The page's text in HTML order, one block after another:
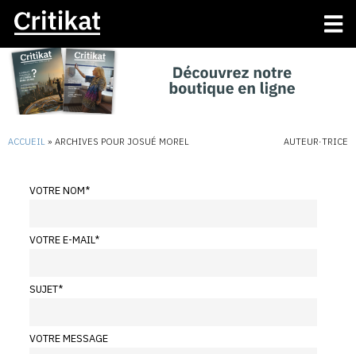
ACCUEIL » ARCHIVES POUR JOSUÉ MOREL AUTEUR·TRICE
VOTRE NOM*
VOTRE E-MAIL*
SUJET*
VOTRE MESSAGE